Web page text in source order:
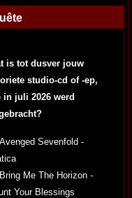
is tot dusver jouw
studio-cd of -ep,
in juli 2026 werd
Avenged Sevenfold -
Bring Me The Horizon -
Your Blessings